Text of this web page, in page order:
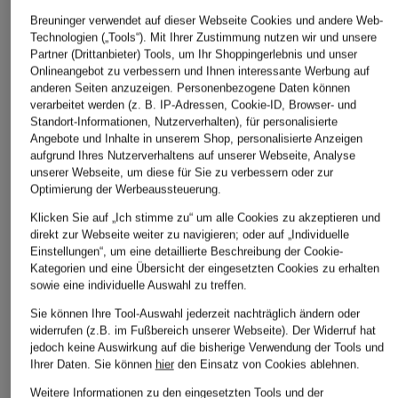
maje
T-Shirt mit
Schmucksteinen und
Schmuckperlen
135 €
+Aktionsrabatt
Marc O'Polo
T-Shirt
24,99 €
Bestpreis:21,24 €
Ursprünglich: 49,95 €
+Aktionsrabatt
Goldwin
Kurzarm-Hemd
DIRECTION LIGHT
Comfort Fit
UNISEX
119,99 €
Ursprünglich:
210 €
Weitere Kategorien
Breuninger verwendet auf dieser Webseite Cookies und andere Web-
Technologien („Tools“). Mit Ihrer Zustimmung nutzen wir und unsere
Partner (Drittanbieter) Tools, um Ihr Shoppingerlebnis und unser
Onlineangebot zu verbessern und Ihnen interessante Werbung auf
anderen Seiten anzuzeigen. Personenbezogene Daten können
verarbeitet werden (z. B. IP-Adressen, Cookie-ID, Browser- und
Standort-Informationen, Nutzerverhalten), für personalisierte
Angebote und Inhalte in unserem Shop, personalisierte Anzeigen
aufgrund Ihres Nutzerverhaltens auf unserer Webseite, Analyse
unserer Webseite, um diese für Sie zu verbessern oder zur
Optimierung der Werbeaussteuerung.
Klicken Sie auf „Ich stimme zu“ um alle Cookies zu akzeptieren und
direkt zur Webseite weiter zu navigieren; oder auf „Individuelle
Einstellungen“, um eine detaillierte Beschreibung der Cookie-
Kategorien und eine Übersicht der eingesetzten Cookies zu erhalten
sowie eine individuelle Auswahl zu treffen.
Sie können Ihre Tool-Auswahl jederzeit nachträglich ändern oder
widerrufen (z.B. im Fußbereich unserer Webseite). Der Widerruf hat
jedoch keine Auswirkung auf die bisherige Verwendung der Tools und
Ihrer Daten. Sie können hierden Einsatz von Cookies ablehnen.
Weitere Informationen zu den eingesetzten Tools und der